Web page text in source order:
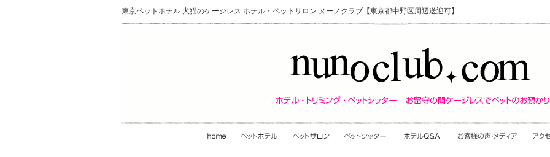
東京ペットホテル 犬猫のケージレス ホテル・ペットサロン ヌーノクラブ【東京都中野区周辺送迎可】